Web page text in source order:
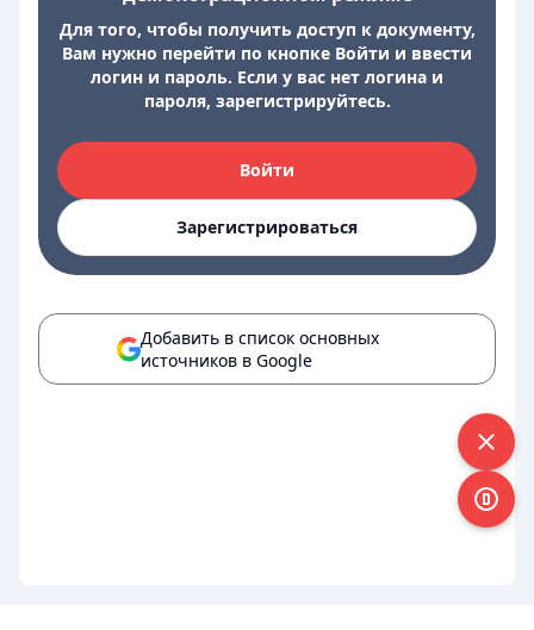
Для того, чтобы получить доступ к документу,
Вам нужно перейти по кнопке Войти и ввести
логин и пароль. Если у вас нет логина и
пароля, зарегистрируйтесь.
Войти
Зарегистрироваться
Добавить в список основных
источников в Google